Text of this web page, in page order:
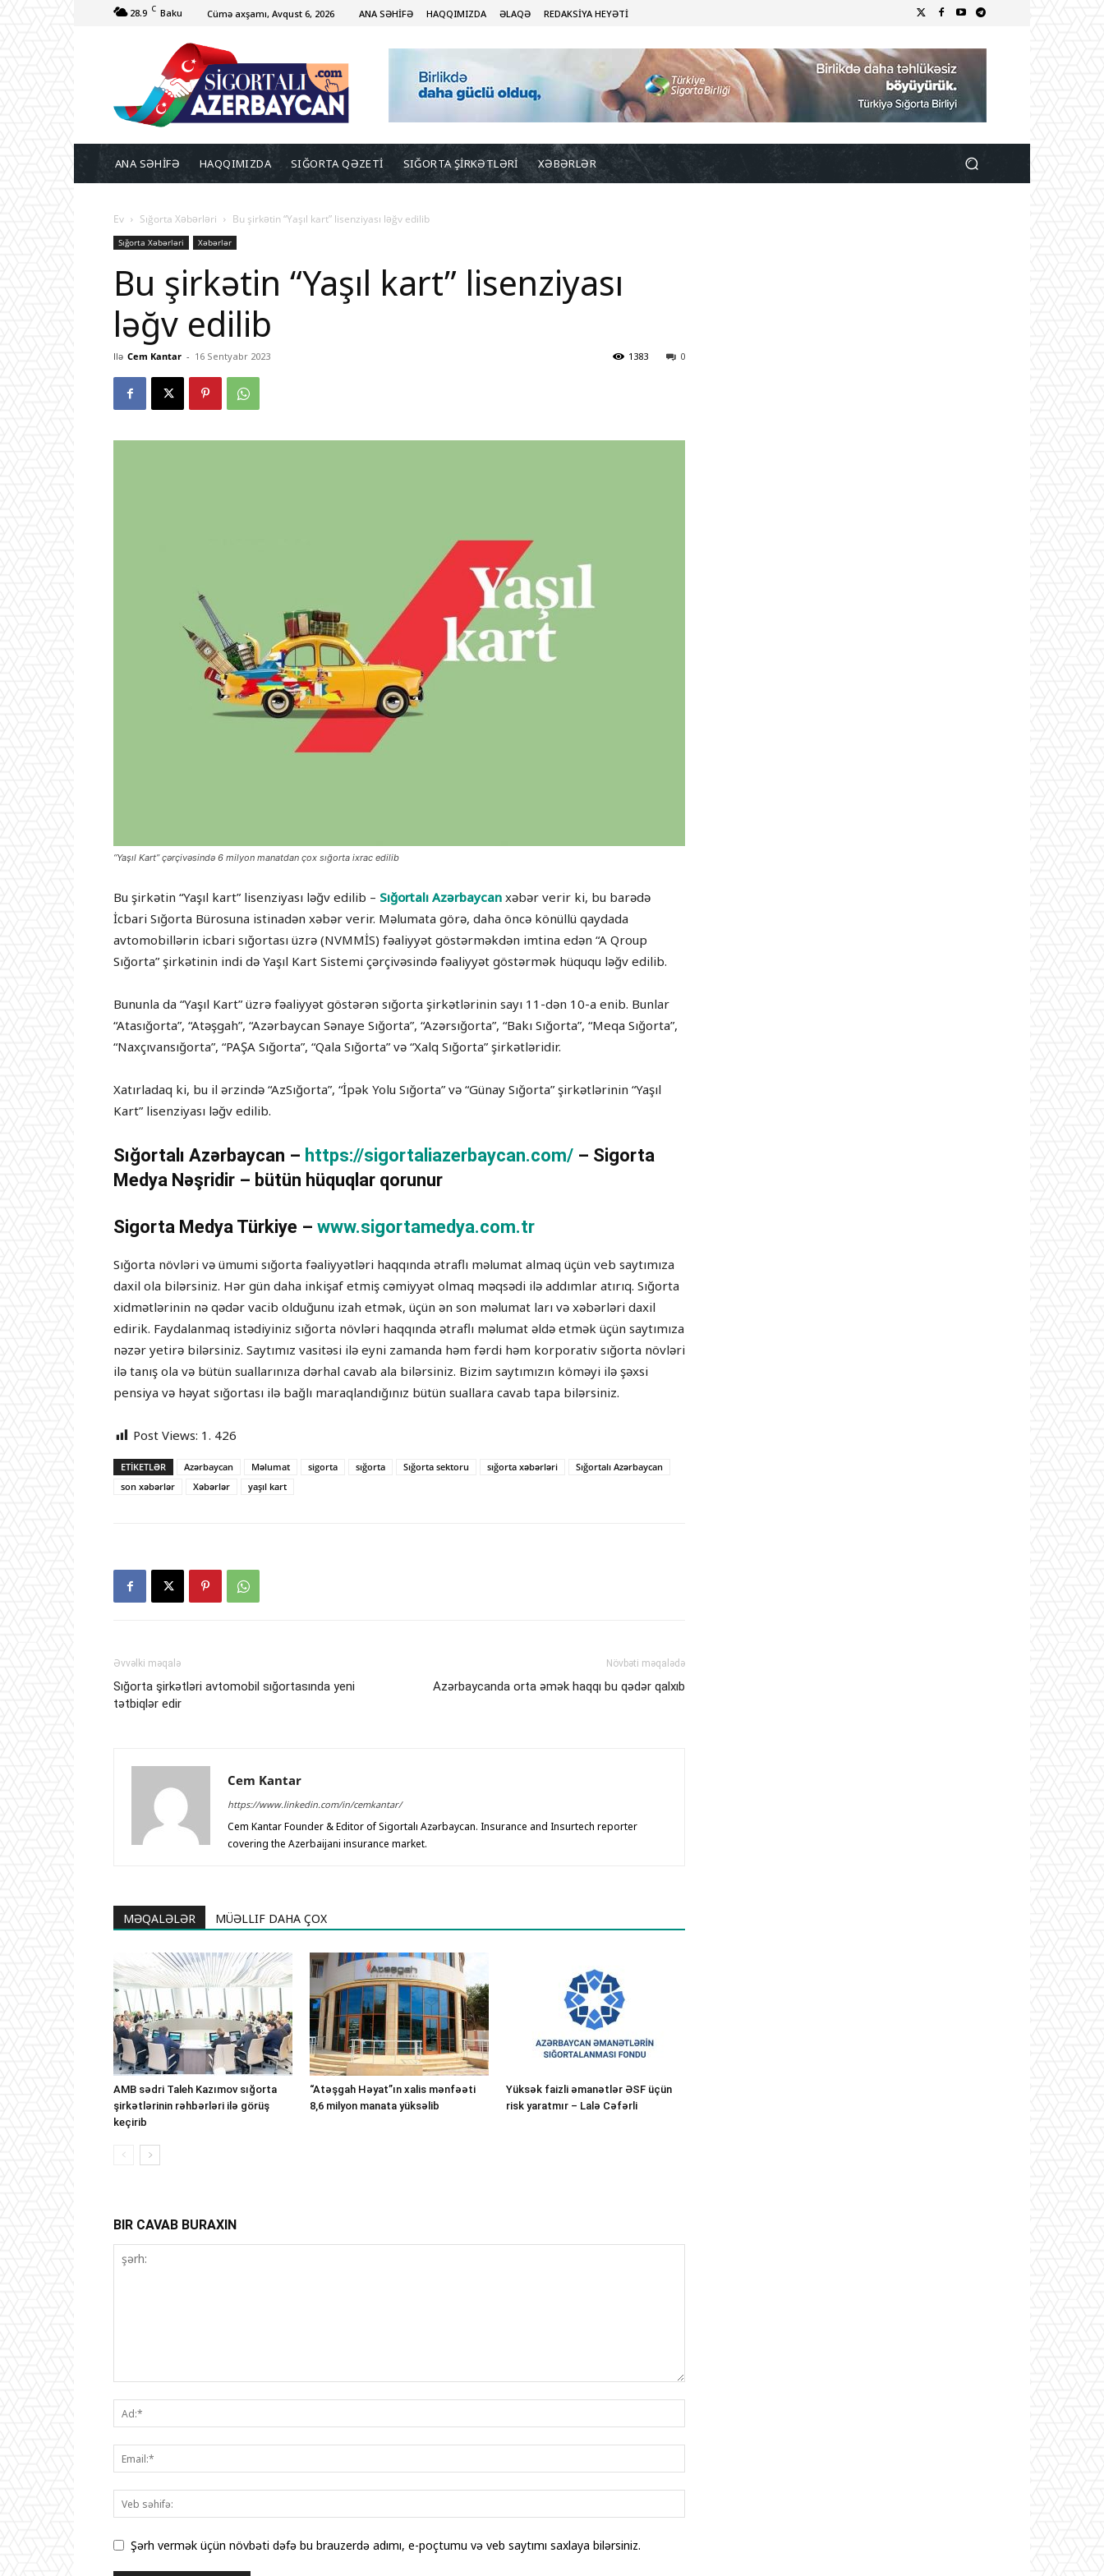
28.9 C Baku Cümə axşamı, Avqust 6, 2026 ANA SƏHİFƏ HAQQIMIZDA ƏLAQƏ REDAKSİYA HEYƏTİ
ANA SƏHİFƏ HAQQIMIZDA SIĞORTA QƏZETİ SIĞORTA ŞİRKƏTLƏRİ XƏBƏRLƏR
Ev Sığorta Xəbərləri Bu şirkətin “Yaşıl kart” lisenziyası ləğv edilib
Sığorta Xəbərləri Xəbərlər
Bu şirkətin “Yaşıl kart” lisenziyası
ləğv edilib
Ilə Cem Kantar - 16 Sentyabr 2023 0
1383
“Yaşıl Kart” çərçivəsində 6 milyon manatdan çox sığorta ixrac edilib
Bu şirkətin “Yaşıl kart” lisenziyası ləğv edilib – Sığortalı Azərbaycan xəbər verir ki, bu barədə
İcbari Sığorta Bürosuna istinadən xəbər verir. Məlumata görə, daha öncə könüllü qaydada
avtomobillərin icbari sığortası üzrə (NVMMİS) fəaliyyət göstərməkdən imtina edən “A Qroup
Sığorta” şirkətinin indi də Yaşıl Kart Sistemi çərçivəsində fəaliyyət göstərmək hüququ ləğv edilib.
Bununla da “Yaşıl Kart” üzrə fəaliyyət göstərən sığorta şirkətlərinin sayı 11-dən 10-a enib. Bunlar
“Atasığorta”, “Atəşgah”, “Azərbaycan Sənaye Sığorta”, “Azərsığorta”, “Bakı Sığorta”, “Meqa Sığorta”,
“Naxçıvansığorta”, “PAŞA Sığorta”, “Qala Sığorta” və “Xalq Sığorta” şirkətləridir.
Xatırladaq ki, bu il ərzində “AzSığorta”, “İpək Yolu Sığorta” və “Günay Sığorta” şirkətlərinin “Yaşıl
Kart” lisenziyası ləğv edilib.
Sığortalı Azərbaycan – https://sigortaliazerbaycan.com/ – Sigorta
Medya Nəşridir – bütün hüquqlar qorunur
Sigorta Medya Türkiye – www.sigortamedya.com.tr
Sığorta növləri və ümumi sığorta fəaliyyətləri haqqında ətraflı məlumat almaq üçün veb saytımıza
daxil ola bilərsiniz. Hər gün daha inkişaf etmiş cəmiyyət olmaq məqsədi ilə addımlar atırıq. Sığorta
xidmətlərinin nə qədər vacib olduğunu izah etmək, üçün ən son məlumat ları və xəbərləri daxil
edirik. Faydalanmaq istədiyiniz sığorta növləri haqqında ətraflı məlumat əldə etmək üçün saytımıza
nəzər yetirə bilərsiniz. Saytımız vasitəsi ilə eyni zamanda həm fərdi həm korporativ sığorta növləri
ilə tanış ola və bütün suallarınıza dərhal cavab ala bilərsiniz. Bizim saytımızın köməyi ilə şəxsi
pensiya və həyat sığortası ilə bağlı maraqlandığınız bütün suallara cavab tapa bilərsiniz.
Post Views: 1. 426
ETIKETLƏR Azərbaycan Məlumat sigorta sığorta Sığorta sektoru sığorta xəbərləri
Sığortalı Azərbaycan
son xəbərlər
Xəbərlər yaşıl kart
Əvvəlki məqalə
Sığorta şirkətləri avtomobil sığortasında yeni
tətbiqlər edir
Növbəti məqalədə
Azərbaycanda orta əmək haqqı bu qədər qalxıb
Cem Kantar
https://www.linkedin.com/in/cemkantar/
Cem Kantar Founder & Editor of Sigortalı Azərbaycan. Insurance and Insurtech reporter
covering the Azerbaijani insurance market.
MƏQALƏLƏR MÜƏLLIF DAHA ÇOX
AMB sədri Taleh Kazımov sığorta
şirkətlərinin rəhbərləri ilə görüş
keçirib
“Atəşgah Həyat”ın xalis mənfəəti
8,6 milyon manata yüksəlib
Yüksək faizli əmanətlər ƏSF üçün
risk yaratmır – Lalə Cəfərli
BIR CAVAB BURAXIN
Şərh vermək üçün növbəti dəfə bu brauzerdə adımı, e-poçtumu və veb saytımı saxlaya bilərsiniz.